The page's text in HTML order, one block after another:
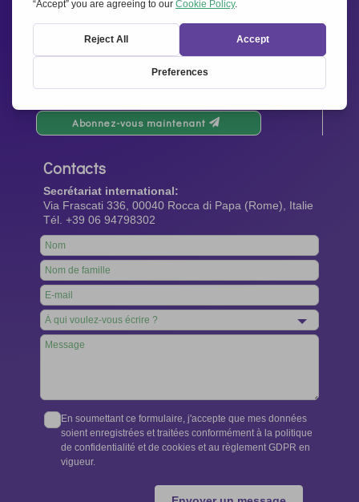
Newsletter
Abonnez-vous maintenant
Contacts
Secrétariat international:
Via Frascati 336, 00040 Rocca di Papa (Rome), Italie
Tél. +39 06 94798302
Leave
this
field
blank
En soumettant ce formulaire, j'accepte que mes données
soient enregistrées et traitées conformément à la politique
de confidentialité et de cookies et au règlement GDPR en
vigueur.